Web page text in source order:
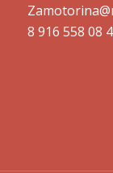
8 916 558 08